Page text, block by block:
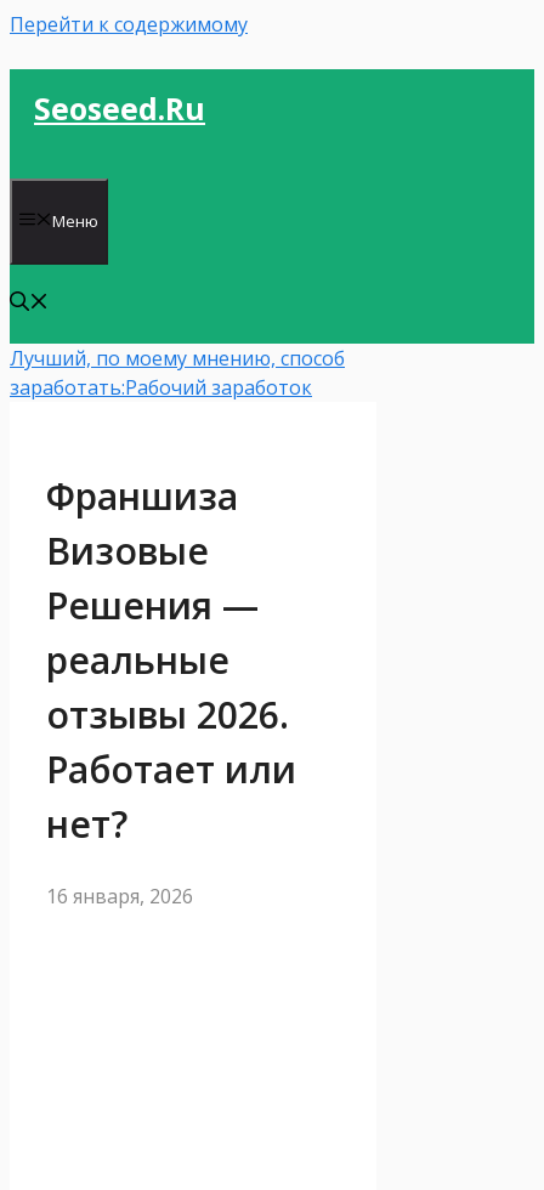
Перейти к содержимому
Seoseed.ru
Меню
Лучший, по моему мнению, способ
заработать:Рабочий заработок
Франшиза
Визовые
Решения —
реальные
отзывы 2026.
Работает или
нет?
16 января, 2026